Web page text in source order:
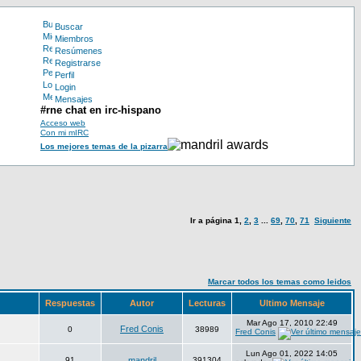
Buscar
Miembros
Resúmenes
Registrarse
Perfil
Login
Mensajes
#rne chat en irc-hispano
Acceso web
Con mi mIRC
Los mejores temas de la pizarra
Ir a página 1 2 3 69 70 71 Siguiente
Marcar todos los temas como leidos
Respuestas Autor Lecturas Ultimo Mensaje
0 Fred Conis 38989
Mar Ago 17, 2010 22:49
Fred Conis
Lun Ago 01, 2022 14:05